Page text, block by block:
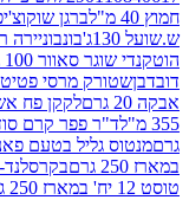
ברגן שוקוצ'יפס ש.לבן
בונבוניירה רפאלו 240 גרם
100 גרם תפוח
מרסי פטיטס מיניאטור 125ג'
לקקן פח אשפה טבילה
פפר קרם סודה 355 מ"ל
בטעם פאנטה 37.5 גרם
בקרסלנד-סטרופ וופל
קינדר